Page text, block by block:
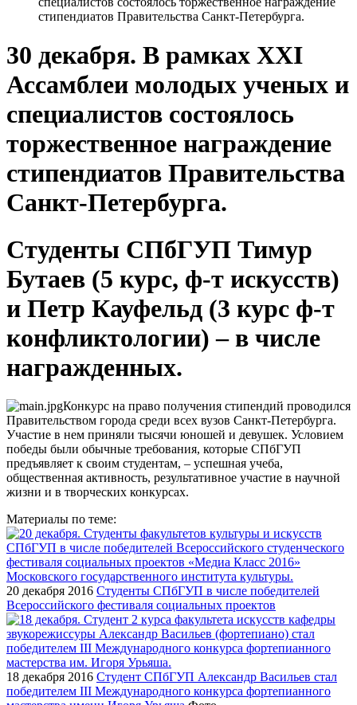
стипендиатов Правительства Санкт-Петербурга.
30 декабря. В рамках XXI
Ассамблеи молодых ученых и
специалистов состоялось
торжественное награждение
стипендиатов Правительства
Санкт-Петербурга.
Студенты СПбГУП Тимур
Бутаев (5 курс, ф-т искусств)
и Петр Кауфельд (3 курс ф-т
конфликтологии) – в числе
награжденных.
Конкурс на право получения стипендий проводился
Правительством города среди всех вузов Санкт-Петербурга.
Участие в нем приняли тысячи юношей и девушек. Условием
победы были обычные требования, которые СПбГУП
предъявляет к своим студентам, – успешная учеба,
общественная активность, результативное участие в научной
жизни и в творческих конкурсах.
Материалы по теме:
20 декабря 2016 Студенты СПбГУП в числе победителей
Всероссийского фестиваля социальных проектов
18 декабря 2016 Cтудент СПбГУП Александр Васильев стал
победителем III Международного конкурса фортепианного